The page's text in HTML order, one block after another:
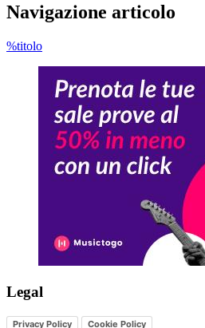
Navigazione articolo
%titolo
Legal
Privacy Policy Cookie Policy